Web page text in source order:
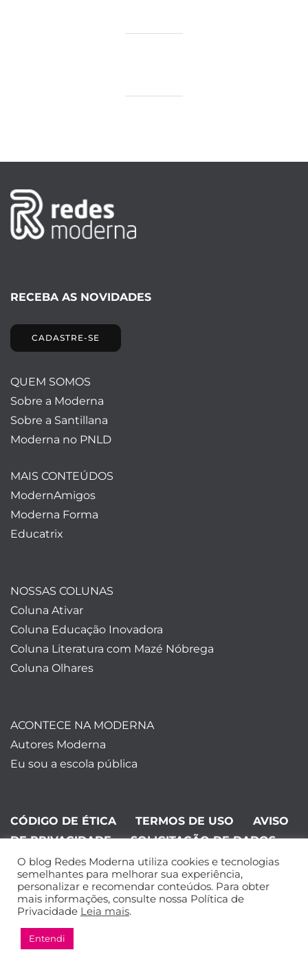
RECEBA AS NOVIDADES
CADASTRE-SE
QUEM SOMOS
Sobre a Moderna
Sobre a Santillana
Moderna no PNLD
MAIS CONTEÚDOS
ModernAmigos
Moderna Forma
Educatrix
NOSSAS COLUNAS
Coluna Ativar
Coluna Educação Inovadora
Coluna Literatura com Mazé Nóbrega
Coluna Olhares
ACONTECE NA MODERNA
Autores Moderna
Eu sou a escola pública
CÓDIGO DE ÉTICA TERMOS DE USO
AVISO
DE PRIVACIDADE
SOLICITAÇÃO DE DADOS
©Editora Moderna 2024. Todos os
direitos reservados.
O blog Redes Moderna utiliza cookies e tecnologias
semelhantes para melhorar sua experiência,
personalizar e recomendar conteúdos. Para obter
mais informações, consulte nossa Política de
Privacidade Leia mais.
Entendi